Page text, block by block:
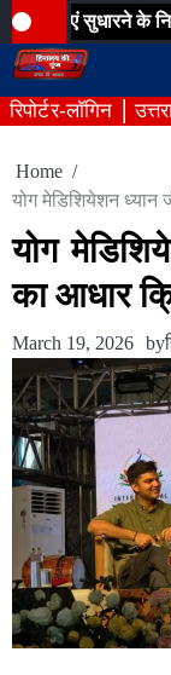
Skip
to
content
के निर्देश, कूड़ा
रिपोर्टर-लॉगिन
Home
योग मेडिशियेशन
योग
का आधार
March 19, 2026 by